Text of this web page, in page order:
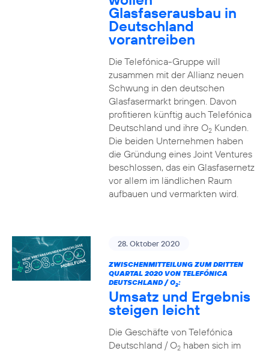
Glasfaserausbau in
Deutschland
vorantreiben
Die Telefónica-Gruppe will
zusammen mit der Allianz neuen
Schwung in den deutschen
Glasfasermarkt bringen. Davon
profitieren künftig auch Telefónica
Deutschland und ihre O2Kunden.
Die beiden Unternehmen haben
die Gründung eines Joint Ventures
beschlossen, das ein Glasfasernetz
vor allem im ländlichen Raum
aufbauen und vermarkten wird.
28. Oktober 2020
ZWISCHENMITTEILUNG ZUM DRITTEN
QUARTAL 2020 VON TELEFÓNICA
DEUTSCHLAND / O2:
Umsatz und Ergebnis
steigen leicht
Die Geschäfte von Telefónica
Deutschland / O2haben sich im